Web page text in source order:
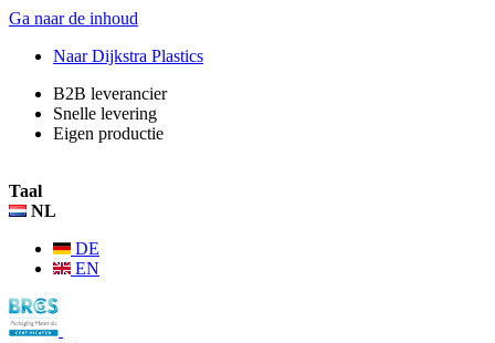
Ga naar de inhoud
Naar Dijkstra Plastics
B2B leverancier
Snelle levering
Eigen productie
Taal
NL
DE
EN